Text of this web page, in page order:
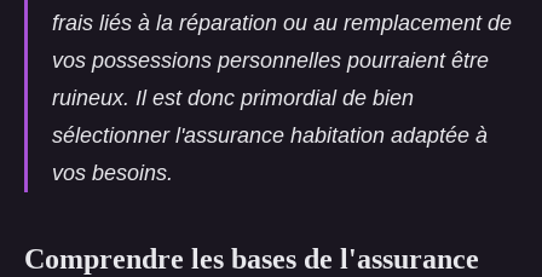
frais liés à la réparation ou au remplacement de
vos possessions personnelles pourraient être
ruineux. Il est donc primordial de bien
sélectionner l'assurance habitation adaptée à
vos besoins.
Comprendre les bases de l'assurance